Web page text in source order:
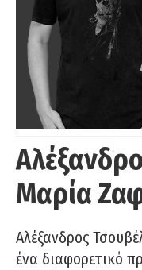
Μαρία
Αλέξανδρος
ένα διαφορετικό